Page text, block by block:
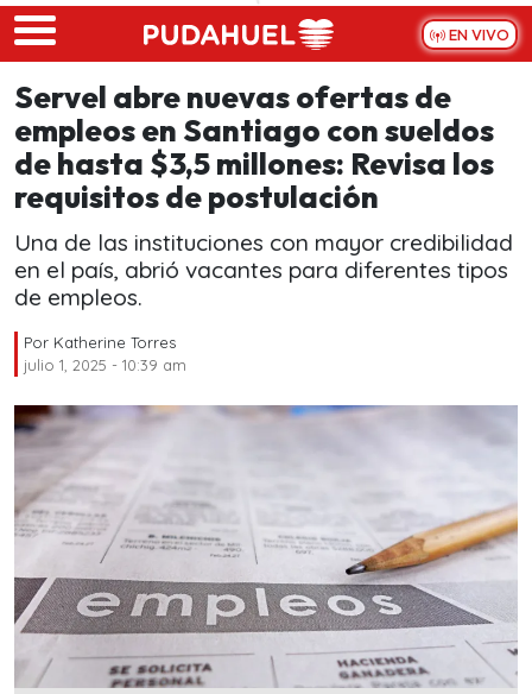
Skip to main content
EN VIVO
Servel abre nuevas ofertas de
empleos en Santiago con sueldos
de hasta $3,5 millones: Revisa los
requisitos de postulación
Una de las instituciones con mayor credibilidad
en el país, abrió vacantes para diferentes tipos
de empleos.
Por Katherine Torres
julio 1, 2025 - 10:39 am